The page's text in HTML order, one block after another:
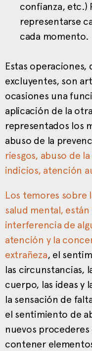
confianza, etc.)
representarse
cada momento.
Estas operaciones,
excluyentes, son
ocasiones una
aplicación de la
representados los
abuso de la
riesgos, abuso de
indicios, atención
Los temores sobre
salud mental,
interferencia de
atención y la
extrañeza, el
las circunstancias,
cuerpo, las ideas y
la sensación de
el sentimiento de
nuevos
contener